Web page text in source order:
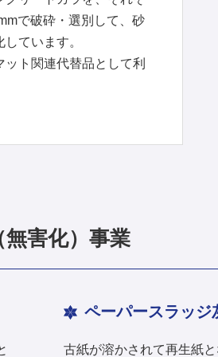
で破砕・選別して、砂
ています。
ット関連代替品として利
害化）事業
ペーパースラッジ
古紙が溶かされて再生紙